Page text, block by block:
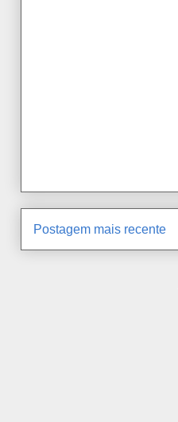
Postagem mais recente